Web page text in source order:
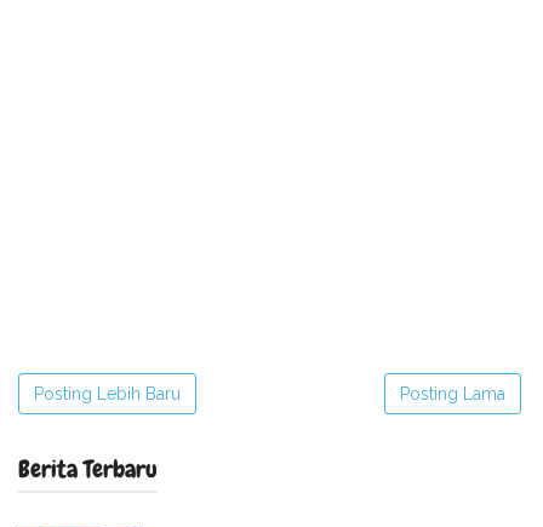
Posting Lebih Baru Posting Lama
Berita Terbaru